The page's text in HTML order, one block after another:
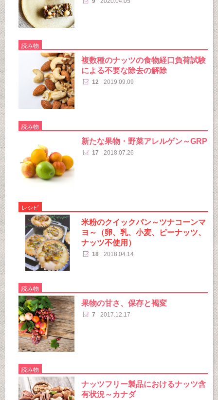
読み物
複数種のナッツの食物経口負荷試験
による不要な除去の解除
12 2019.09.09
読み物
新たな果物・野菜アレルゲン～GRP
17 2018.07.26
レシピ
米粉のクイックパン～ツナコーンマ
ヨ～（卵、乳、小麦、ピーナッツ、
ナッツ不使用）
18 2018.04.14
読み物
果物の甘さ、保存と褐変
7 2017.12.17
読み物
ナッツフリー製品におけるナッツ含
有状況～カナダ